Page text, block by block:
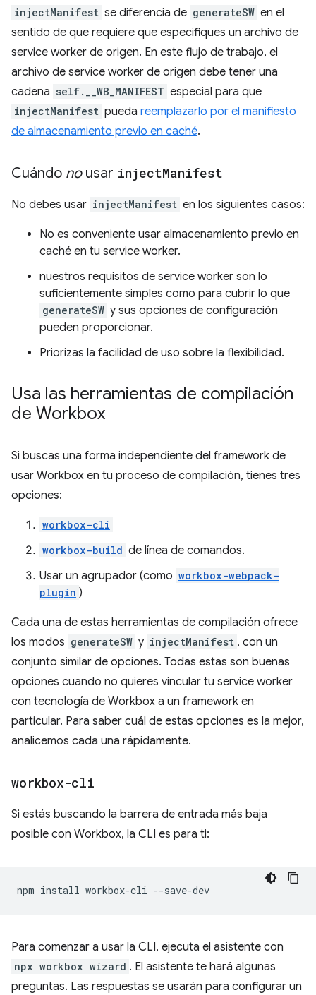
injectManifest se diferencia de generateSW en el
sentido de que requiere que especifiques un archivo de
service worker de origen. En este flujo de trabajo, el
archivo de service worker de origen debe tener una
cadena self.__WB_MANIFEST especial para que
injectManifest pueda reemplazarlo por el manifiesto
de almacenamiento previo en caché.
Cuándo nousar injectManifest
No debes usar injectManifest en los siguientes casos:
No es conveniente usar almacenamiento previo en
caché en tu service worker.
nuestros requisitos de service worker son lo
suficientemente simples como para cubrir lo que
generateSW y sus opciones de configuración
pueden proporcionar.
Priorizas la facilidad de uso sobre la flexibilidad.
Usa las herramientas de compilación
de Workbox
Si buscas una forma independiente del framework de
usar Workbox en tu proceso de compilación, tienes tres
opciones:
workbox-cli
workbox-build de línea de comandos.
Usar un agrupador (como workbox-webpack-
plugin )
Cada una de estas herramientas de compilación ofrece
los modos generateSW y injectManifest , con un
conjunto similar de opciones. Todas estas son buenas
opciones cuando no quieres vincular tu service worker
con tecnología de Workbox a un framework en
particular. Para saber cuál de estas opciones es la mejor,
analicemos cada una rápidamente.
workbox-cli
Si estás buscando la barrera de entrada más baja
posible con Workbox, la CLI es para ti:
npm install workbox-cli
Para comenzar a usar la CLI, ejecuta el asistente con
npx workbox wizard . El asistente te hará algunas
preguntas. Las respuestas se usarán para configurar un